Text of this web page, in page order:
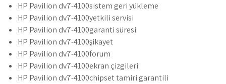
HP Pavilion dv7-4100sistem geri yükleme
HP Pavilion dv7-4100yetkili servisi
HP Pavilion dv7-4100garanti süresi
HP Pavilion dv7-4100şikayet
HP Pavilion dv7-4100forum
HP Pavilion dv7-4100ekran çizgileri
HP Pavilion dv7-4100chipset tamiri garantili